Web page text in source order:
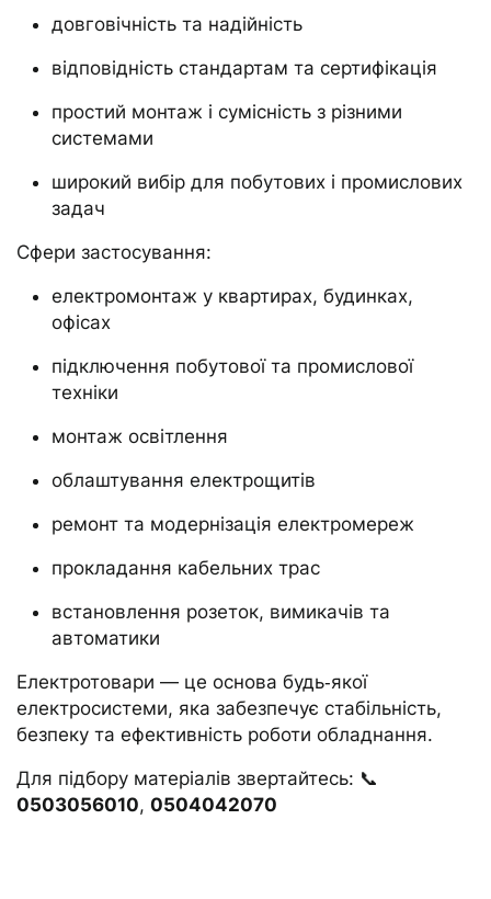
довговічність та надійність
відповідність стандартам та сертифікація
простий монтаж і сумісність з різними
системами
широкий вибір для побутових і промислових
задач
Сфери застосування:
електромонтаж у квартирах, будинках,
офісах
підключення побутової та промислової
техніки
монтаж освітлення
облаштування електрощитів
ремонт та модернізація електромереж
прокладання кабельних трас
встановлення розеток, вимикачів та
автоматики
Електротовари — це основа будь‑якої
електросистеми, яка забезпечує стабільність,
безпеку та ефективність роботи обладнання.
Для підбору матеріалів звертайтесь: 📞
0503056010, 0504042070